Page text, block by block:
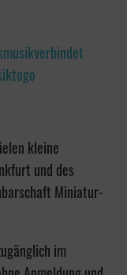
kleine
und des
Miniatur-
im